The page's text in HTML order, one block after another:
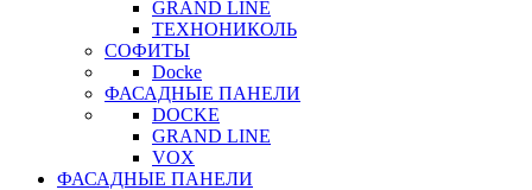
GRAND LINE
ТЕХНОНИКОЛЬ
СОФИТЫ
Docke
ФАСАДНЫЕ ПАНЕЛИ
DOCKE
GRAND LINE
VOX
ФАСАДНЫЕ ПАНЕЛИ